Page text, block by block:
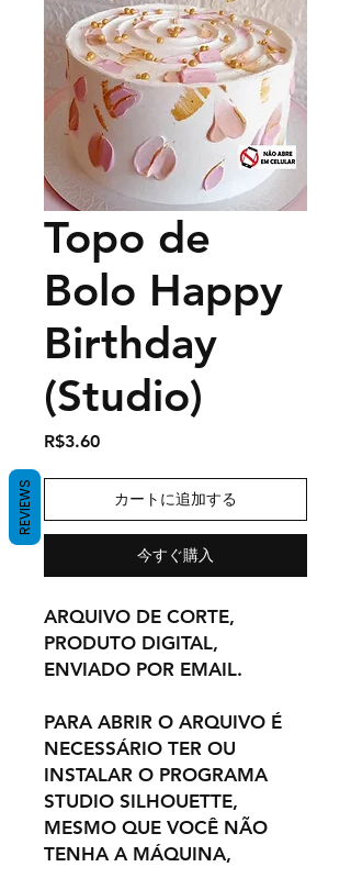
Topo de
Bolo Happy
Birthday
(Studio)
R$3.60価
カートに追加する
今すぐ購入
ARQUIVO DE CORTE,
PRODUTO DIGITAL,
ENVIADO POR EMAIL.
PARA ABRIR O ARQUIVO É
NECESSÁRIO TER OU
INSTALAR O PROGRAMA
STUDIO SILHOUETTE,
MESMO QUE VOCÊ NÃO
TENHA A MÁQUINA,
REVIEWS